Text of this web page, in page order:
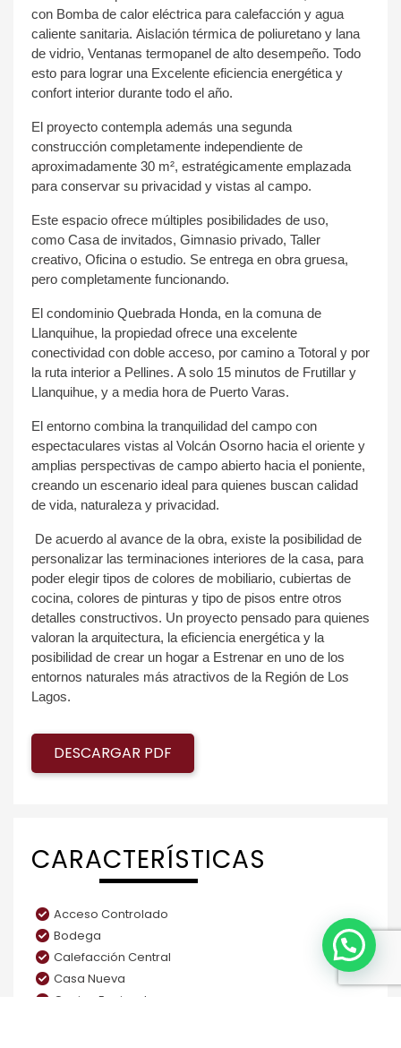
con Bomba de calor eléctrica para calefacción y agua
caliente sanitaria. Aislación térmica de poliuretano y lana
de vidrio​, Ventanas termopanel de alto desempeño. ​ Todo
esto para lograr una Excelente eficiencia energética y
confort interior durante todo el año.
El proyecto contempla además una segunda
construcción ​completamente independiente de
aproximadamente 30 m², estratégicamente emplazada
para conservar su privacidad y vistas al campo.
Este espacio ofrece múltiples posibilidades de us​o,
como Casa de invitados​, Gimnasio privado​, Taller
creativo​, Oficina o estudio. ​ Se entrega en obra gruesa,
pero completamente funcionando.
E​l condominio Quebrada Honda, ​en la comuna de
Llanquihue, la propiedad ofrece una excelente
conectividad c​on doble acceso, por camino a Totoral y por
la ruta interior a Pellines. A solo 15 minutos de Frutillar ​ y
Llanquihue, y a media hora de Puerto Varas.
El entorno combina la tranquilidad del campo con
espectaculares vistas al Volcán Osorno hacia el oriente y
amplias perspectivas de campo abierto hacia el poniente,
creando un escenario ideal para quienes buscan calidad
de vida, naturaleza y privacidad.
De acuerdo al avance de la obra, existe la posibilidad de
personalizar las terminaciones interiores de la casa, para
poder elegir tipos de colores de mobiliario, cubiertas de
cocina, colores de pinturas y tipo de pisos entre otros
detalles constructivos. Un proyecto pensado para quienes
valoran la arquitectura, la eficiencia energética y la
posibilidad de crear un hogar ​a Estrenar en uno de los
entornos naturales más atractivos de la Región de Los
Lagos.
DESCARGAR PDF
CARACTERÍSTICAS
Acceso Controlado
Bodega
Calefacción Central
Casa Nueva
Cocina Equipada